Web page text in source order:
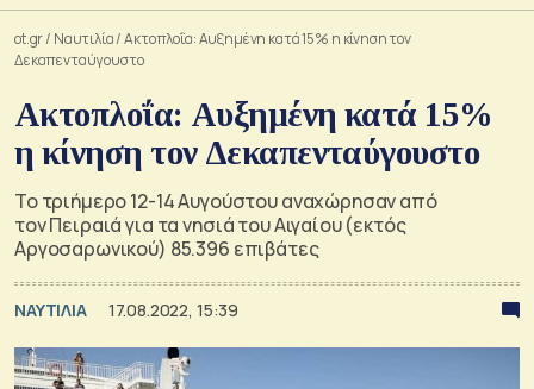
ot.gr/ Ναυτιλία/Ακτοπλοΐα: Αυξημένη κατά 15% η κίνηση τον
Δεκαπενταύγουστο
Ακτοπλοΐα: Αυξημένη κατά 15%
η κίνηση τον Δεκαπενταύγουστο
Το τριήμερο 12-14 Αυγούστου αναχώρησαν από
τον Πειραιά για τα νησιά του Αιγαίου (εκτός
Αργοσαρωνικού) 85.396 επιβάτες
ΝΑΥΤΙΛΙΑ 17.08.2022, 15:39